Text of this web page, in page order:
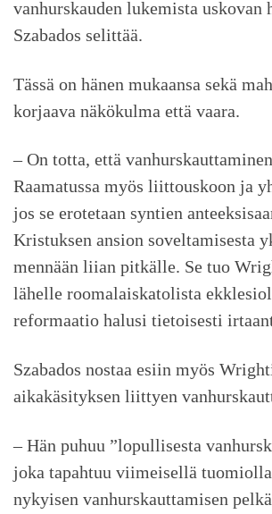
vanhurskauden lukemista uskovan
Szabados selittää.
Tässä on hänen mukaansa sekä
korjaava näkökulma että vaara.
– On totta, että
Raamatussa myös liittouskoon ja
jos se erotetaan syntien
Kristuksen ansion soveltamisesta
mennään liian pitkälle. Se tuo
lähelle roomalaiskatolista
reformaatio halusi tietoisesti
Szabados nostaa esiin myös
aikakäsityksen liittyen
– Hän puhuu ”lopullisesta
joka tapahtuu viimeisellä
nykyisen vanhurskauttamisen